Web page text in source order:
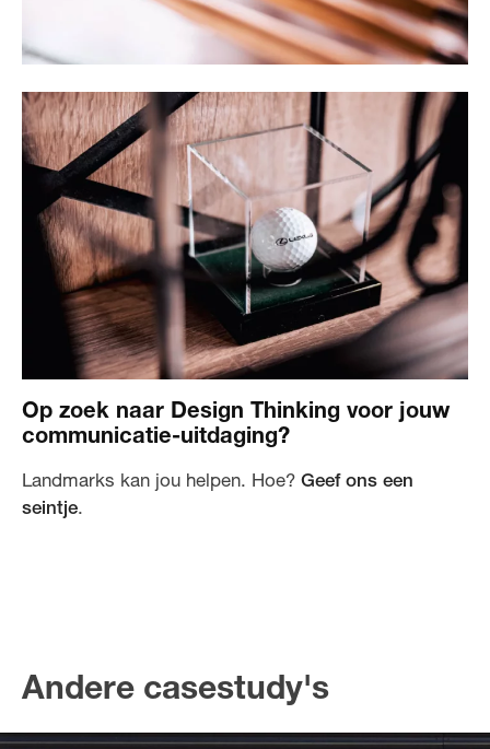
Op zoek naar Design Thinking voor jouw
communicatie-uitdaging?
Landmarks kan jou helpen. Hoe? Geef ons een
seintje.
Andere casestudy's